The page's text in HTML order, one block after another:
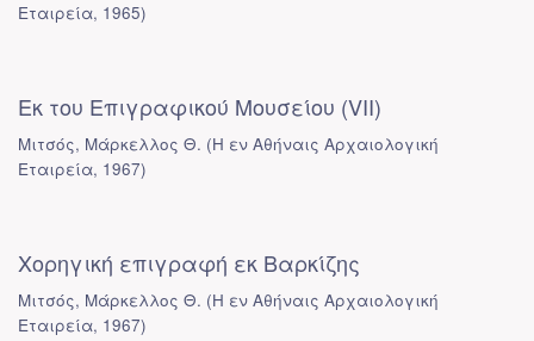
Εταιρεία, 1965)
Εκ του Επιγραφικού Μουσείου (VII)
Μιτσός, Μάρκελλος Θ. (Η εν Αθήναις Αρχαιολογική
Εταιρεία, 1967)
Χορηγική επιγραφή εκ Βαρκίζης
Μιτσός, Μάρκελλος Θ. (Η εν Αθήναις Αρχαιολογική
Εταιρεία, 1967)